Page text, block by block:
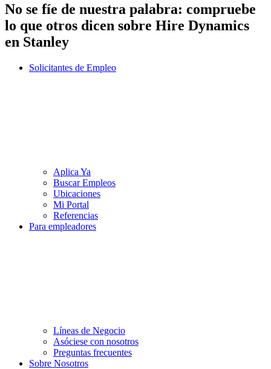
No se fíe de nuestra palabra: compruebe
lo que otros dicen sobre Hire Dynamics
en Stanley
Solicitantes de Empleo
Aplica Ya
Buscar Empleos
Ubicaciones
Mi Portal
Referencias
Para empleadores
Líneas de Negocio
Asóciese con nosotros
Preguntas frecuentes
Sobre Nosotros